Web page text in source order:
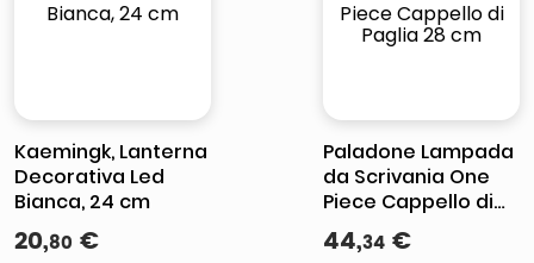
Kaemingk, Lanterna
Decorativa Led
Bianca, 24 cm
20,80 €
Paladone Lampada
da Scrivania One
Piece Cappello di
Paglia 28 cm
44,34 €